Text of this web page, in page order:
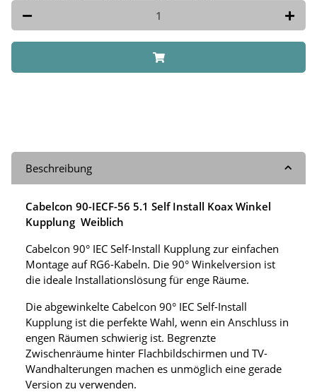
Beschreibung
Cabelcon 90-IECF-56 5.1 Self Install Koax Winkel
Kupplung Weiblich
Cabelcon 90° IEC Self-Install Kupplung zur einfachen
Montage auf RG6-Kabeln. Die 90° Winkelversion ist
die ideale Installationslösung für enge Räume.
Die abgewinkelte Cabelcon 90° IEC Self-Install
Kupplung ist die perfekte Wahl, wenn ein Anschluss in
engen Räumen schwierig ist. Begrenzte
Zwischenräume hinter Flachbildschirmen und TV-
Wandhalterungen machen es unmöglich eine gerade
Version zu verwenden.